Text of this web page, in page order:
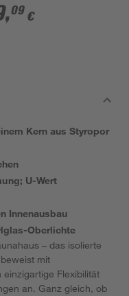
20 Stück
,09 €
Kern aus Styropor
U-Wert
Innenausbau
Oberlichte
– das isolierte
mit
Flexibilität
an. Ganz gleich, ob